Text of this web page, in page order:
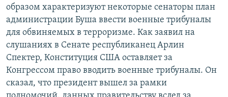
образом характеризуют некоторые сенаторы план
администрации Буша ввести военные трибуналы
для обвиняемых в терроризме. Как заявил на
слушаниях в Сенате республиканец Арлин
Спектер, Конституция США оставляет за
Конгрессом право вводить военные трибуналы. Он
сказал, что президент вышел за рамки